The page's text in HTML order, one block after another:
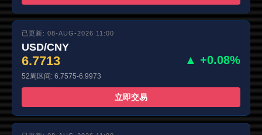
已更新: 08-AUG-2026 11:00
USD/CNY
6.7713 ▲ +0.08%
52周区间: 6.7575-6.9973
立即交易